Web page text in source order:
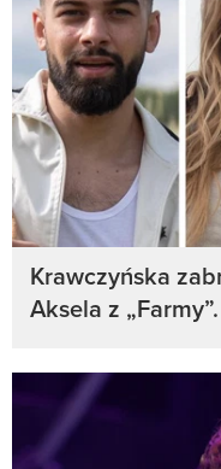
Krawczyńska
Aksela z